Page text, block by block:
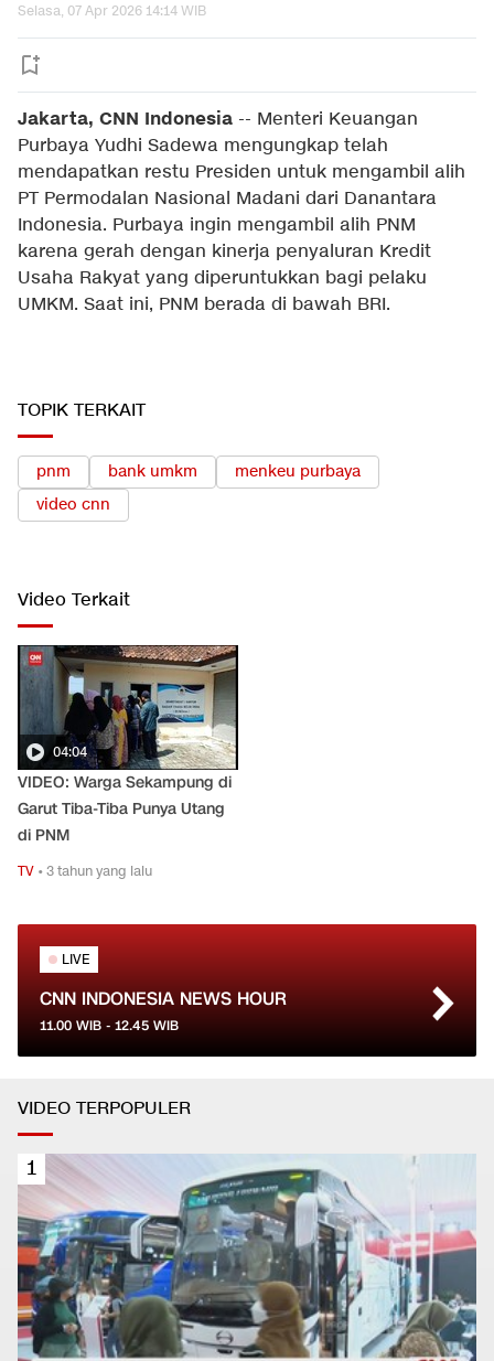
Selasa, 07 Apr 2026 14:14 WIB
Jakarta, CNN Indonesia -- Menteri Keuangan
Purbaya Yudhi Sadewa mengungkap telah
mendapatkan restu Presiden untuk mengambil alih
PT Permodalan Nasional Madani dari Danantara
Indonesia. Purbaya ingin mengambil alih PNM
karena gerah dengan kinerja penyaluran Kredit
Usaha Rakyat yang diperuntukkan bagi pelaku
UMKM. Saat ini, PNM berada di bawah BRI.
TOPIK TERKAIT
pnm bank umkm
menkeu purbaya
video cnn
Video Terkait
04:04
VIDEO: Warga Sekampung di
Garut Tiba-Tiba Punya Utang
di PNM
TV •3 tahun yang lalu
LIVE
CNN INDONESIA NEWS HOUR
11.00 WIB - 12.45 WIB
VIDEO TERPOPULER
1